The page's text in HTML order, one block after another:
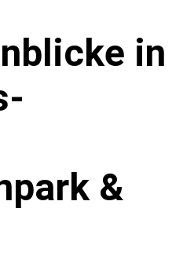
in
&